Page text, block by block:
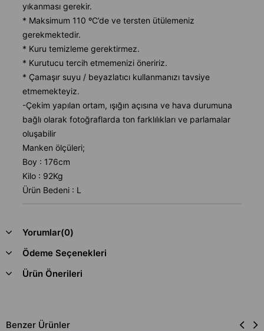
yıkanması gerekir.
* Maksimum 110 ºC’de ve tersten ütülemeniz
gerekmektedir.
* Kuru temizleme gerektirmez.
* Kurutucu tercih etmemenizi öneririz.
* Çamaşır suyu / beyazlatıcı kullanmanızı tavsiye
etmemekteyiz.
-Çekim yapılan ortam, ışığın açısına ve hava durumuna
bağlı olarak fotoğraflarda ton farklılıkları ve parlamalar
oluşabilir
Manken ölçüleri;
Boy : 176cm
Kilo : 92Kg
Ürün Bedeni : L
Yorumlar(0)
Ödeme Seçenekleri
Ürün Önerileri
Benzer Ürünler